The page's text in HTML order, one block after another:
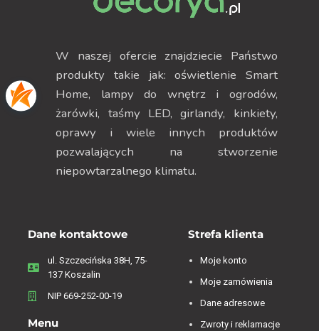
W naszej ofercie znajdziecie Państwo
produkty takie jak: oświetlenie Smart
Home, lampy do wnętrz i ogrodów,
żarówki, taśmy LED, girlandy, kinkiety,
oprawy i wiele innych produktów
pozwalających na stworzenie
niepowtarzalnego klimatu.
Dane kontaktowe
ul. Szczecińska 38H, 75-
137 Koszalin
NIP 669-252-00-19
Menu
Strefa klienta
Moje konto
Moje zamówienia
Dane adresowe
Zwroty i reklamacje